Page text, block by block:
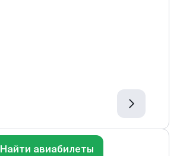
Найти авиабилеты